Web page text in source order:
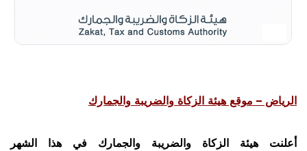
الرياض – موقع هيئة الزكاة والضريبة والجمارك
أعلنت هيئة الزكاة والضريبة والجمارك في هذا الشهر